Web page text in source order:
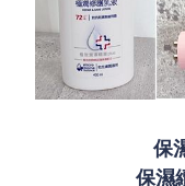
保
保濕